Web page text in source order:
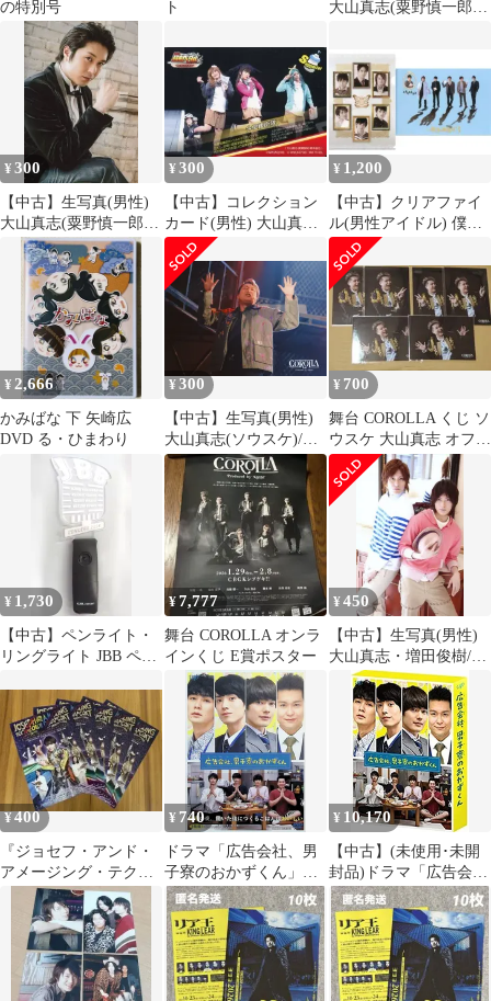
の特別号 ト
大山真志(粟野慎一郎)/
舞台「る・ひまわり
『英雄のうそ』」ブロ
マイド
¥300
【中古】生写真(男性)
大山真志(粟野慎一郎)/
上半身・衣装黒・右向
き・目線正面・右手上
げ/舞台「る・ひまわり
『英雄のうそ』」ブロ
マイド
¥300
【中古】コレクション
カード(男性) 大山真
志・廣瀬智紀・郷本直
也/Supporter/「今泉親衛
隊」/舞台『弱虫ペダ
ル』 トレーディングカ
ード第2弾
¥ 1,200
【中古】クリアファイ
ル(男性アイドル) 僕等
の図書室3 A4クリアフ
ァイルセット(2枚組)
「僕等の図書室3～みん
なで読書会～」
¥2,666
かみばな 下 矢崎広
DVD る・ひまわり
¥300
【中古】生写真(男性)
大山真志(ソウスケ)/ラ
イブフォト・横型・2L
サイズ/舞台
「COROLLA」Produced
by KRIST オンラインく
じ G賞 ステージフォト
ブロマイド
¥ 700
舞台 COROLLA くじ ソ
ウスケ 大山真志 オフシ
ョット ブロマイド
¥ 1,730
【中古】ペンライト・
リングライト JBB ペン
Concert Tour 2024」
¥7,777
舞台 COROLLA オンラ
インくじ E賞ポスター
¥450
【中古】生写真(男性)
大山真志・増田俊樹/膝
上・大山衣装白・青・
ボーダー・左向き・増
田衣装ピンク・右手帽
子・後ろに鏡/大山真志
＆増田俊樹 Spring Festa
2010 20th
ANNIVARSARY EVENT
～20歳の旅立ち～
¥400
『ジョセフ・アンド・
アメージング・テクニ
カラー・ドリームコー
ト』フライヤー5枚
¥ 740
ドラマ「広告会社、男
子寮のおかずくん」
[DVD3枚組]
¥ 10,170
【中古】(未使用･未開
封品)ドラマ「広告会
社、男子寮のおかずく
ん」 [DVD]